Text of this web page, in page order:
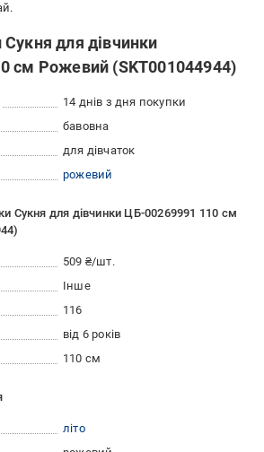
для дівчинки
см Рожевий (SKT001044944)
14 днів з дня покупки
бавовна
для дівчаток
рожевий
Сукня для дівчинки ЦБ-00269991 110 см
509 ₴/шт.
Інше
116
від 6 років
110 см
літо